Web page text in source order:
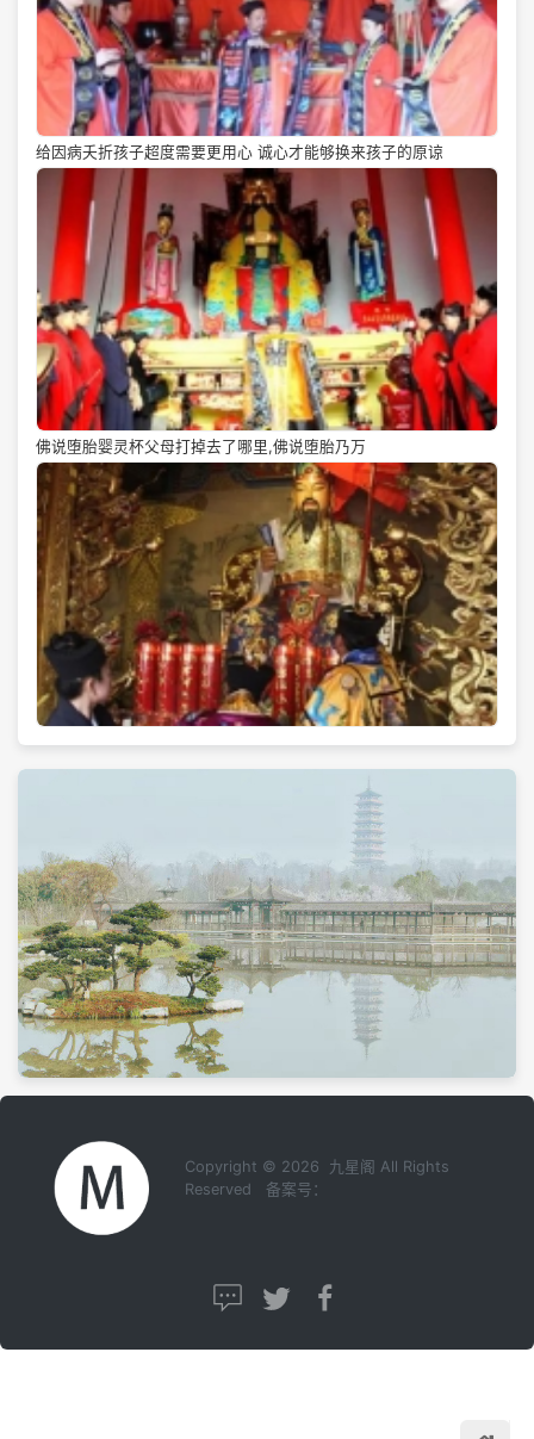
给因病夭折孩子超度需要更用心 诚心才能够换来孩子的原谅
佛说堕胎婴灵杯父母打掉去了哪里,佛说堕胎乃万
Copyright © 2026 九星阁 All Rights
Reserved 备案号：